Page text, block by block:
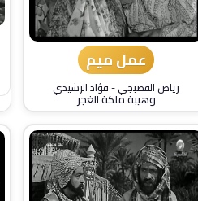
عمل ميم
رياض القصبجي-فؤاد الرشيدي
وهيبة ملكة الغجر